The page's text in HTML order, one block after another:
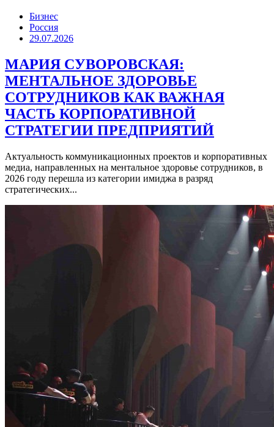
Бизнес
Россия
29.07.2026
МАРИЯ СУВОРОВСКАЯ:
МЕНТАЛЬНОЕ ЗДОРОВЬЕ
СОТРУДНИКОВ КАК ВАЖНАЯ
ЧАСТЬ КОРПОРАТИВНОЙ
СТРАТЕГИИ ПРЕДПРИЯТИЙ
Актуальность коммуникационных проектов и корпоративных
медиа, направленных на ментальное здоровье сотрудников, в
2026 году перешла из категории имиджа в разряд
стратегических...